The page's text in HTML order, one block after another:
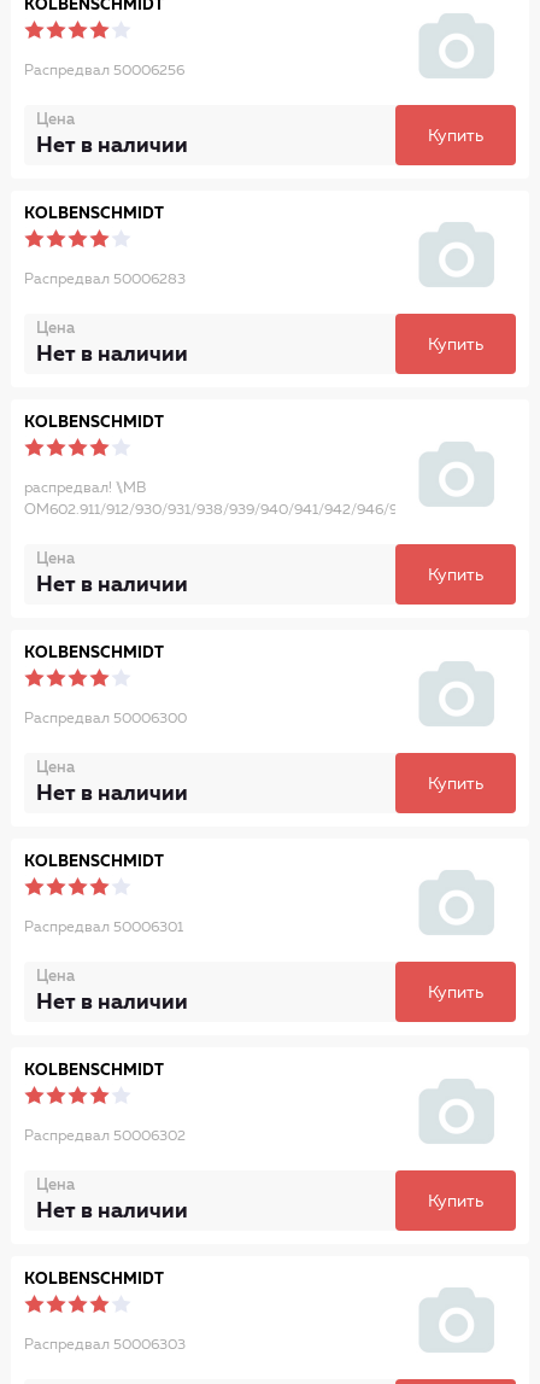
KOLBENSCHMIDT
Распредвал 50006256
Цена
Нет в наличии Купить
KOLBENSCHMIDT
Распредвал 50006283
Цена
Нет в наличии Купить
KOLBENSCHMIDT
распредвал! \\MB
OM602.911/912/930/931/938/939/940/941/942/946/947
Цена
Нет в наличии Купить
KOLBENSCHMIDT
Распредвал 50006300
Цена
Нет в наличии Купить
KOLBENSCHMIDT
Распредвал 50006301
Цена
Нет в наличии Купить
KOLBENSCHMIDT
Распредвал 50006302
Цена
Нет в наличии Купить
KOLBENSCHMIDT
Распредвал 50006303